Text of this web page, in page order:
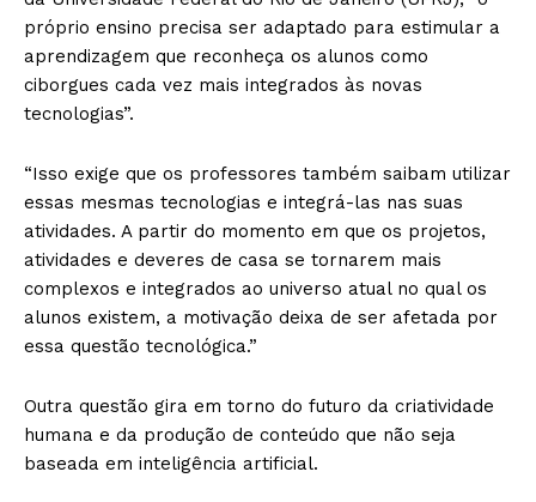
próprio ensino precisa ser adaptado para estimular a
aprendizagem que reconheça os alunos como
ciborgues cada vez mais integrados às novas
tecnologias”.
“Isso exige que os professores também saibam utilizar
essas mesmas tecnologias e integrá-las nas suas
atividades. A partir do momento em que os projetos,
atividades e deveres de casa se tornarem mais
complexos e integrados ao universo atual no qual os
alunos existem, a motivação deixa de ser afetada por
essa questão tecnológica.”
Outra questão gira em torno do futuro da criatividade
humana e da produção de conteúdo que não seja
baseada em inteligência artificial.